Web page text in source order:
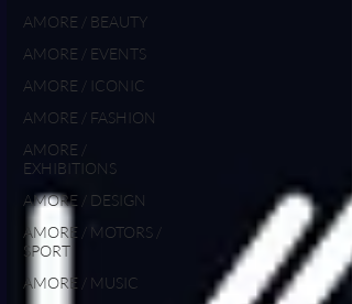
AMORE / BEAUTY
AMORE / EVENTS
AMORE / ICONIC
AMORE / FASHION
AMORE /
EXHIBITIONS
AMORE / DESIGN
AMORE / MOTORS /
SPORT
AMORE / MUSIC